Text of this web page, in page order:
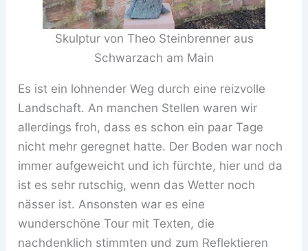
Skulptur von Theo Steinbrenner aus
Schwarzach am Main
Es ist ein lohnender Weg durch eine reizvolle
Landschaft. An manchen Stellen waren wir
allerdings froh, dass es schon ein paar Tage
nicht mehr geregnet hatte. Der Boden war noch
immer aufgeweicht und ich fürchte, hier und da
ist es sehr rutschig, wenn das Wetter noch
nässer ist. Ansonsten war es eine
wunderschöne Tour mit Texten, die
nachdenklich stimmten und zum Reflektieren